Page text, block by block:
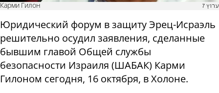
Карми Гилон ערוץ 7
Юридический форум в защиту Эрец-Исраэль
решительно осудил заявления, сделанные
бывшим главой Общей службы
безопасности Израиля (ШАБАК) Карми
Гилоном сегодня, 16 октября, в Холоне.